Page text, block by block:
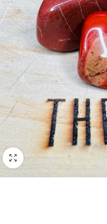
Schermo intero